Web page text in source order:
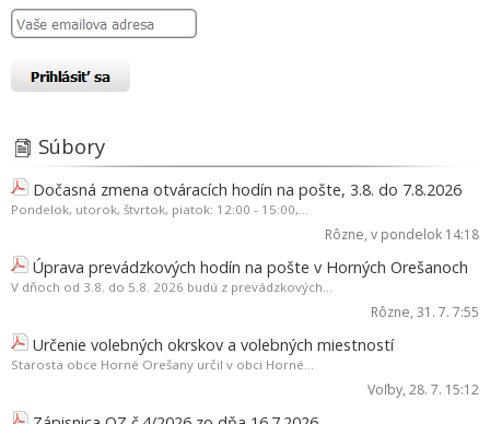
Súbory
Dočasná zmena otváracích hodín na pošte, 3.8. do 7.8.2026
Pondelok, utorok, štvrtok, piatok: 12:00 - 15:00,...
Rôzne, v pondelok 14:18
Úprava prevádzkových hodín na pošte v Horných Orešanoch
V dňoch od 3.8. do 5.8. 2026 budú z prevádzkových...
Rôzne, 31. 7. 7:55
Určenie volebných okrskov a volebných miestností
Starosta obce Horné Orešany určil v obci Horné...
Voľby, 28. 7. 15:12